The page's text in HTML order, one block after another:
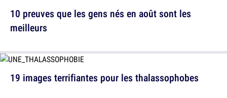
19 images terrifiantes pour les thalassophobes
10 preuves que les gens nés en août sont les
meilleurs